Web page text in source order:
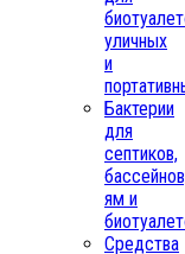
уличных
и
Бактерии
для
септиков,
ям и
Средства